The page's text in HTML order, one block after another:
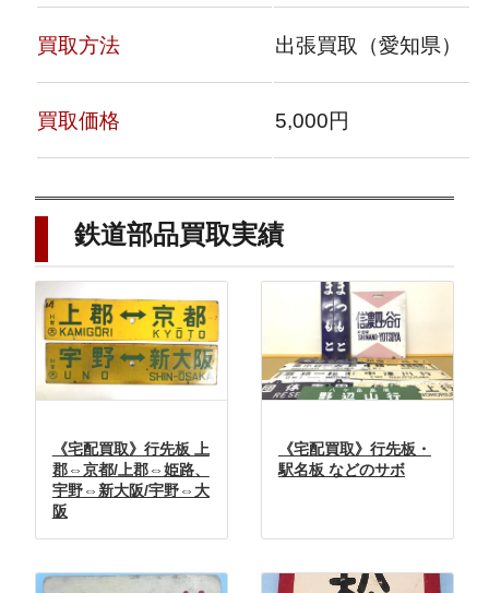
買取方法 出張買取（愛知県）
買取価格 5,000円
鉄道部品買取実績
《宅配買取》行先板 上
郡⇔京都/上郡⇔姫路、
宇野⇔新大阪/宇野⇔大
阪
《宅配買取》行先板・
駅名板 などのサボ